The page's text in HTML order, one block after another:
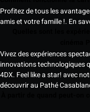
Profitez de tous les
amis et votre famille !. En
Vivez des expériences
innovations technologiques
4DX. Feel like a star! avec
découvrir au Pathé